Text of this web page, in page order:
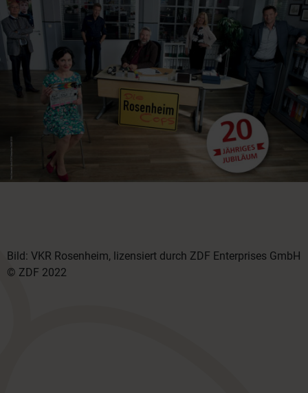
Bild: VKR Rosenheim, lizensiert durch ZDF Enterprises GmbH
© ZDF 2022